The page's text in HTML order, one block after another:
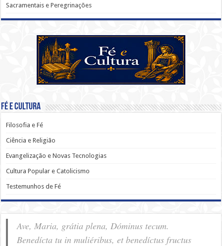
Sacramentais e Peregrinações
Fé e Cultura
Filosofia e Fé
Ciência e Religião
Evangelização e Novas Tecnologias
Cultura Popular e Catolicismo
Testemunhos de Fé
Ave, Maria, grátia plena, Dóminus tecum.
Benedícta tu in muliéribus, et benedíctus fructus